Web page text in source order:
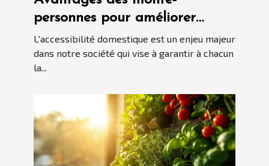
personnes pour améliorer
l'accessibilité domestique
L'accessibilité domestique est un enjeu majeur
dans notre société qui vise à garantir à chacun
la...